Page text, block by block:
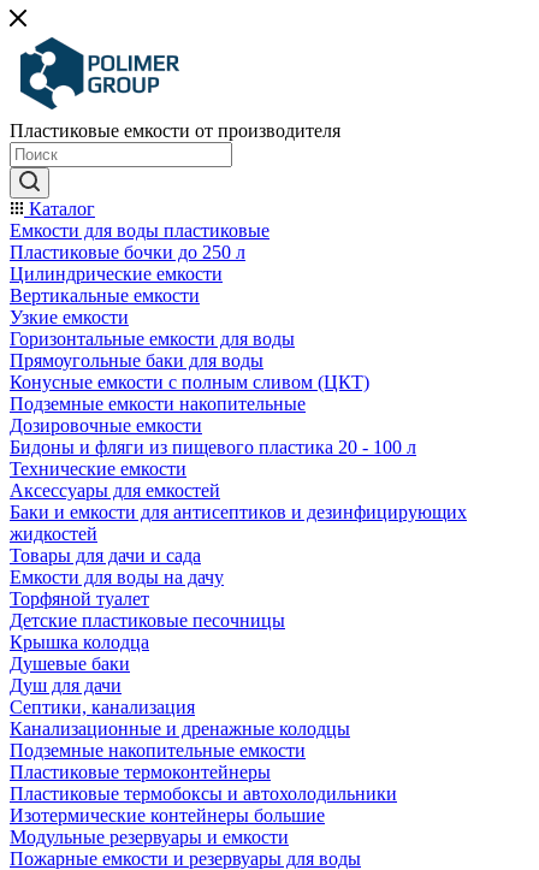
Пластиковые емкости от производителя
Каталог
Емкости для воды пластиковые
Пластиковые бочки до 250 л
Цилиндрические емкости
Вертикальные емкости
Узкие емкости
Горизонтальные емкости для воды
Прямоугольные баки для воды
Конусные емкости с полным сливом (ЦКТ)
Подземные емкости накопительные
Дозировочные емкости
Бидоны и фляги из пищевого пластика 20 - 100 л
Технические емкости
Аксессуары для емкостей
Баки и емкости для антисептиков и дезинфицирующих
жидкостей
Товары для дачи и сада
Емкости для воды на дачу
Торфяной туалет
Детские пластиковые песочницы
Крышка колодца
Душевые баки
Душ для дачи
Септики, канализация
Канализационные и дренажные колодцы
Подземные накопительные емкости
Пластиковые термоконтейнеры
Пластиковые термобоксы и автохолодильники
Изотермические контейнеры большие
Модульные резервуары и емкости
Пожарные емкости и резервуары для воды